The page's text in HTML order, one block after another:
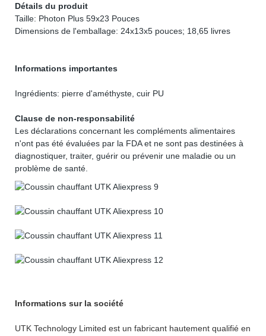
Détails du produit
Taille: Photon Plus 59x23 Pouces
Dimensions de l'emballage: 24x13x5 pouces; 18,65 livres
Informations importantes
Ingrédients: pierre d'améthyste, cuir PU
Clause de non-responsabilité
Les déclarations concernant les compléments alimentaires
n'ont pas été évaluées par la FDA et ne sont pas destinées à
diagnostiquer, traiter, guérir ou prévenir une maladie ou un
problème de santé.
Informations sur la société
UTK Technology Limited est un fabricant hautement qualifié en